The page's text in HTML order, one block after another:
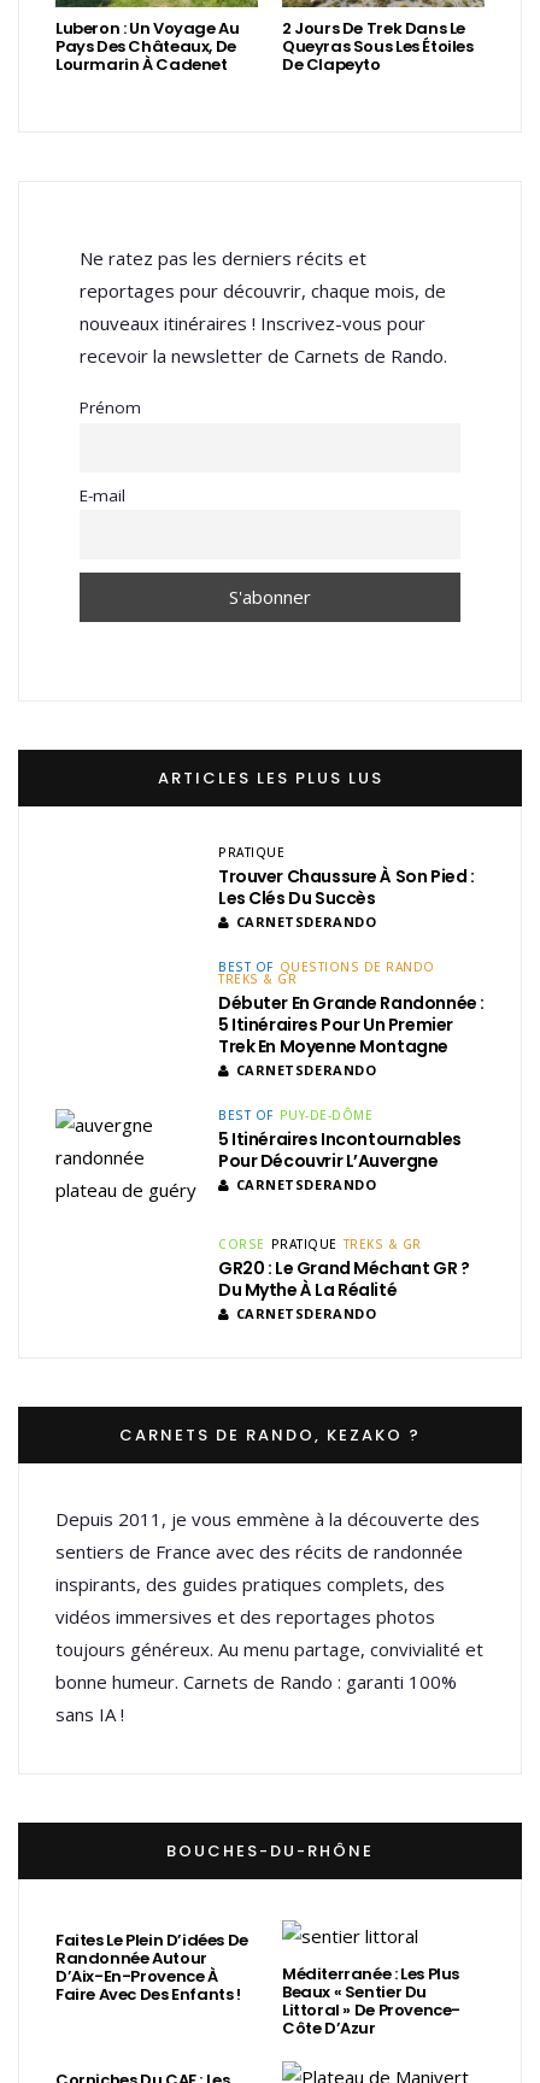
Luberon : Un Voyage Au
Pays Des Châteaux, De
Lourmarin À Cadenet
2 Jours De Trek Dans Le
Queyras Sous Les Étoiles
De Clapeyto
Ne ratez pas les derniers récits et
reportages pour découvrir, chaque mois, de
nouveaux itinéraires ! Inscrivez-vous pour
recevoir la newsletter de Carnets de Rando.
Prénom
E-mail
ARTICLES LES PLUS LUS
PRATIQUE
Trouver Chaussure À Son Pied :
Les Clés Du Succès
CARNETSDERANDO
BEST OF QUESTIONS DE RANDO
TREKS & GR
Débuter En Grande Randonnée :
5 Itinéraires Pour Un Premier
Trek En Moyenne Montagne
CARNETSDERANDO
BEST OF PUY-DE-DÔME
5 Itinéraires Incontournables
Pour Découvrir L’Auvergne
CARNETSDERANDO
CORSE PRATIQUE TREKS & GR
GR20 : Le Grand Méchant GR ?
Du Mythe À La Réalité
CARNETSDERANDO
CARNETS DE RANDO, KEZAKO ?
Depuis 2011, je vous emmène à la découverte des
sentiers de France avec des récits de randonnée
inspirants, des guides pratiques complets, des
vidéos immersives et des reportages photos
toujours généreux. Au menu partage, convivialité et
bonne humeur. Carnets de Rando : garanti 100%
sans IA !
BOUCHES-DU-RHÔNE
Faites Le Plein D’idées De
Randonnée Autour
D’Aix-En-Provence À
Faire Avec Des Enfants !
Méditerranée : Les Plus
Beaux « Sentier Du
Littoral » De Provence-
Côte D’Azur